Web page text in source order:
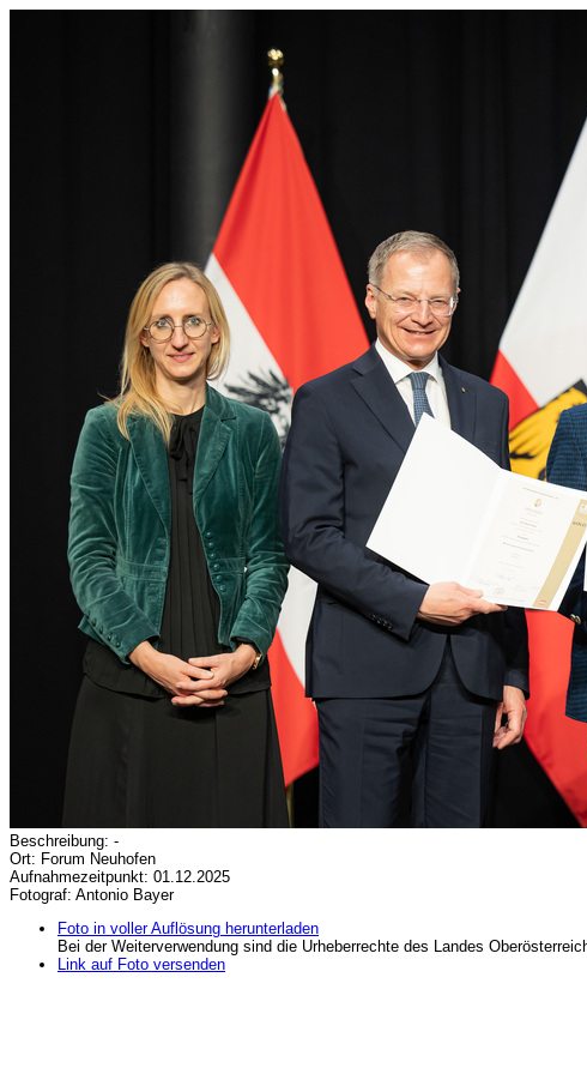
Beschreibung: -
Ort: Forum Neuhofen
Aufnahmezeitpunkt: 01.12.2025
Fotograf: Antonio Bayer
Foto in voller Auflösung herunterladen
Bei der Weiterverwendung sind die Urheberrechte des Landes
Link auf Foto versenden